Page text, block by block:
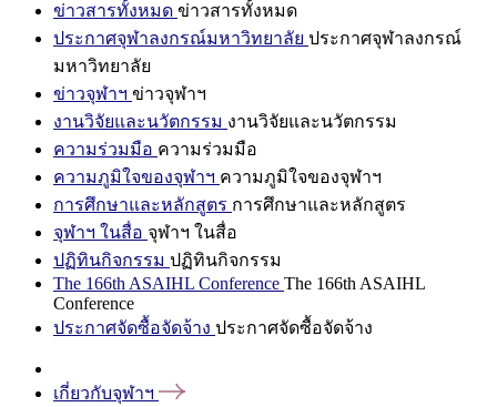
ข่าวสารทั้งหมด ข่าวสารทั้งหมด
ประกาศจุฬาลงกรณ์มหาวิทยาลัย ประกาศจุฬาลงกรณ์
มหาวิทยาลัย
ข่าวจุฬาฯ ข่าวจุฬาฯ
งานวิจัยและนวัตกรรม งานวิจัยและนวัตกรรม
ความร่วมมือ ความร่วมมือ
ความภูมิใจของจุฬาฯ ความภูมิใจของจุฬาฯ
การศึกษาและหลักสูตร การศึกษาและหลักสูตร
จุฬาฯ ในสื่อ จุฬาฯ ในสื่อ
ปฏิทินกิจกรรม ปฏิทินกิจกรรม
The 166th ASAIHL Conference The 166th ASAIHL
Conference
ประกาศจัดซื้อจัดจ้าง ประกาศจัดซื้อจัดจ้าง
เกี่ยวกับจุฬาฯ